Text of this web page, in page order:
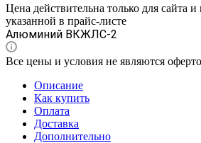
Цена действительна только для сайта
указанной в прайс-листе
Алюминий ВКЖЛС-2
Все цены и условия не являются
Описание
Как купить
Оплата
Доставка
Дополнительно